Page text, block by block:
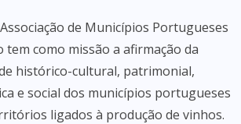
de Municípios Portugueses
tem como missão a afirmação da
histórico-cultural, patrimonial,
e social dos municípios portugueses
ligados à produção de vinhos.